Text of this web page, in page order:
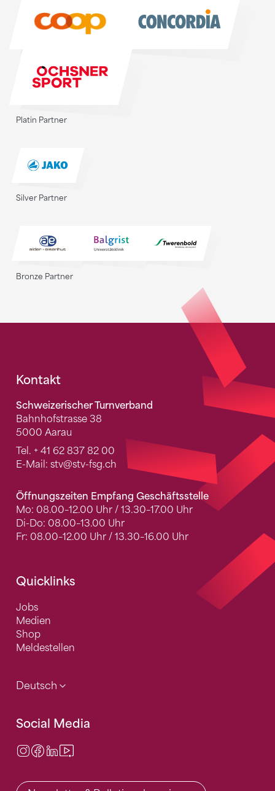
Platin Partner
Silver Partner
Bronze Partner
Fusszeile
Kontakt
Schweizerischer Turnverband
Bahnhofstrasse 38
5000 Aarau
Tel. + 41 62 837 82 00
E-Mail: stv@stv-fsg.ch
Öffnungszeiten Empfang Geschäftsstelle
Mo: 08.00–12.00 Uhr / 13.30–17.00 Uhr
Di-Do: 08.00–13.00 Uhr
Fr: 08.00–12.00 Uhr / 13.30–16.00 Uhr
Quicklinks
Jobs
Medien
Shop
Meldestellen
Deutsch
Social Media
Instagram
Facebook
LinkedIn